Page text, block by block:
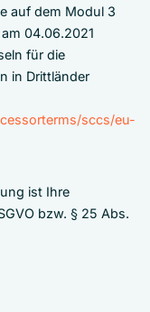
auf dem Modul 3
04.06.2021
für die
in Drittländer
sccs/eu-
ist Ihre
bzw. § 25 Abs.